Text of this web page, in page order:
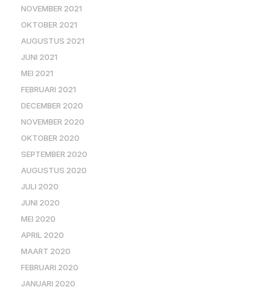
NOVEMBER 2021
OKTOBER 2021
AUGUSTUS 2021
JUNI 2021
MEI 2021
FEBRUARI 2021
DECEMBER 2020
NOVEMBER 2020
OKTOBER 2020
SEPTEMBER 2020
AUGUSTUS 2020
JULI 2020
JUNI 2020
MEI 2020
APRIL 2020
MAART 2020
FEBRUARI 2020
JANUARI 2020